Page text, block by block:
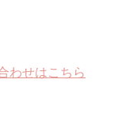
わせはこちら